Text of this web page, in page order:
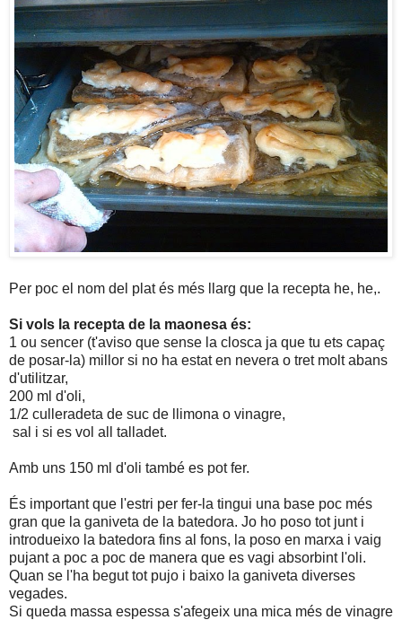
Per poc el nom del plat és més llarg que la recepta he, he,.
Si vols la recepta de la maonesa és:
1 ou sencer (t'aviso que sense la closca ja que tu ets capaç
de posar-la) millor si no ha estat en nevera o tret molt abans
d'utilitzar,
200 ml d'oli,
1/2 culleradeta de suc de llimona o vinagre,
sal i si es vol all talladet.
Amb uns 150 ml d'oli també es pot fer.
És important que l'estri per fer-la tingui una base poc més
gran que la ganiveta de la batedora. Jo ho poso tot junt i
introdueixo la batedora fins al fons, la poso en marxa i vaig
pujant a poc a poc de manera que es vagi absorbint l'oli.
Quan se l'ha begut tot pujo i baixo la ganiveta diverses
vegades.
Si queda massa espessa s'afegeix una mica més de vinagre